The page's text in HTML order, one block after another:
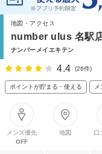
地図・アクセス
number ulus 名駅
ナンバーメイエキテン
4.4 (26件)
ポイントが貯まる・使える
メンズ優先
OFF
地図
口